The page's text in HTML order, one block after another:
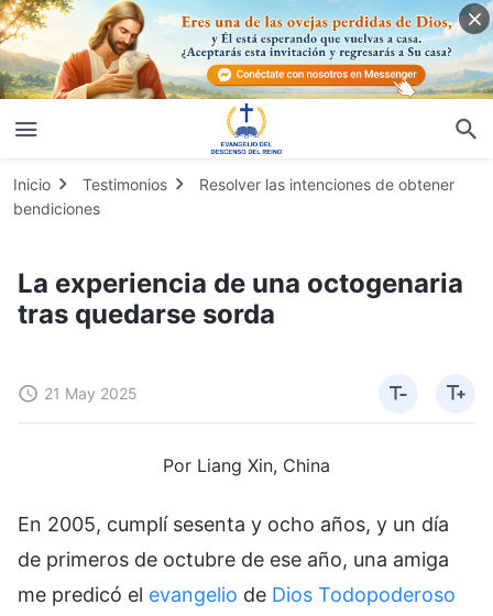
Inicio Testimonios
Resolver las intenciones de obtener
bendiciones
La experiencia de una octogenaria
tras quedarse sorda
21 May 2025
Por Liang Xin, China
En 2005, cumplí sesenta y ocho años, y un día
de primeros de octubre de ese año, una amiga
me predicó el evangelio de Dios Todopoderoso